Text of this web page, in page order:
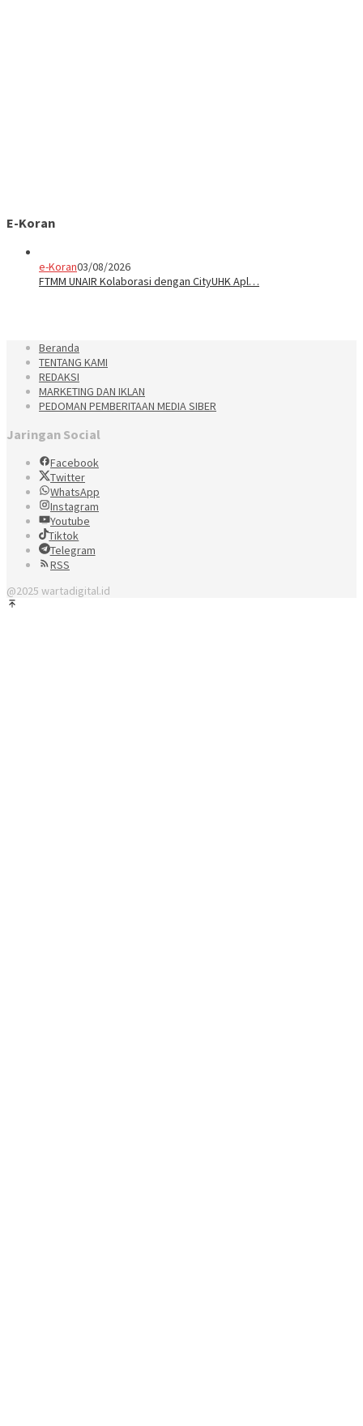
E-Koran
e-Koran03/08/2026
FTMM UNAIR Kolaborasi dengan CityUHK Apl…
Beranda
TENTANG KAMI
REDAKSI
MARKETING DAN IKLAN
PEDOMAN PEMBERITAAN MEDIA SIBER
Jaringan Social
Facebook
Twitter
WhatsApp
Instagram
Youtube
Tiktok
Telegram
RSS
@2025 wartadigital.id